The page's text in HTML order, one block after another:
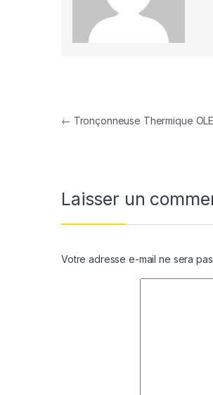
Navigation de
← Tronçonneuse Thermique
Laisser un
Votre adresse e-mail ne sera